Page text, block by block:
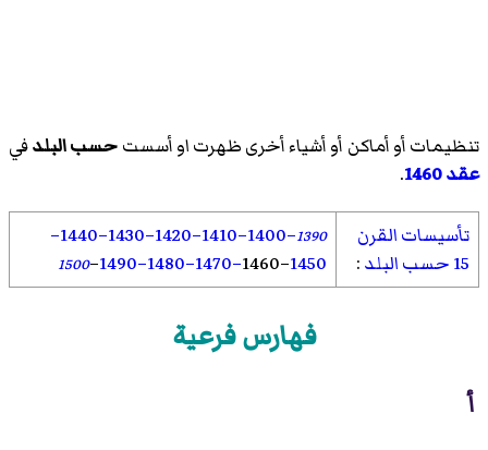
تنظيمات أو أماكن أو أشياء أخرى ظهرت او أسستحسب البلدفي
عقد 1460
.
تأسيسات القرن
15 حسب البلد
:
1390
–1400
–1410
–1420
–1430
–1440
–
1450
–
1460
–1470
–1480
–1490
–
1500
فهارس فرعية
أ